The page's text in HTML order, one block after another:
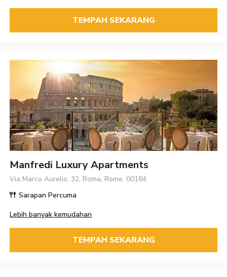
TEMPAH SEKARANG
Manfredi Luxury Apartments
Via Marco Aurelio, 32, Roma, Rome, 00184
Sarapan Percuma
Lebih banyak kemudahan
TEMPAH SEKARANG